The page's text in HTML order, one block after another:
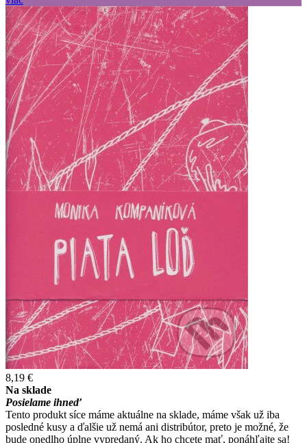
8,19 €
Na sklade
Posielame ihneď
Tento produkt síce máme aktuálne na sklade, máme však už iba
posledné kusy a ďalšie už nemá ani distribútor, preto je možné, že
bude onedlho úplne vypredaný. Ak ho chcete mať, ponáhľajte sa!